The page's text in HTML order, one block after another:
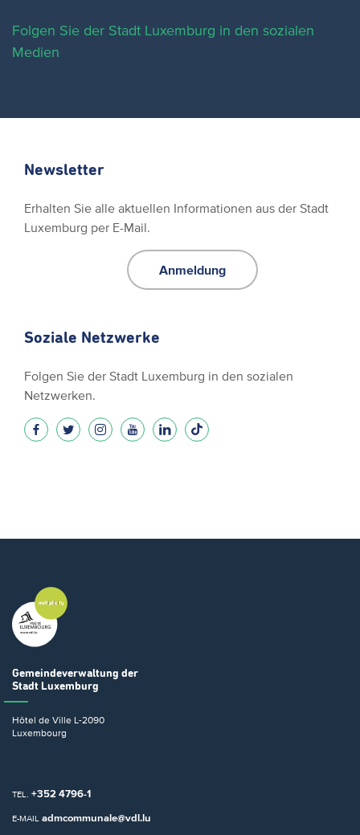
Folgen Sie der Stadt Luxemburg in den sozialen
Medien
Newsletter
Erhalten Sie alle aktuellen Informationen aus der Stadt
Luxemburg per E-Mail.
Anmeldung
Soziale Netzwerke
Folgen Sie der Stadt Luxemburg in den sozialen
Netzwerken.
Gemeindeverwaltung der
Stadt Luxemburg
Hôtel de Ville L-2090
Luxembourg
TEL. +352 4796-1
E-MAIL admcommunale@vdl.lu